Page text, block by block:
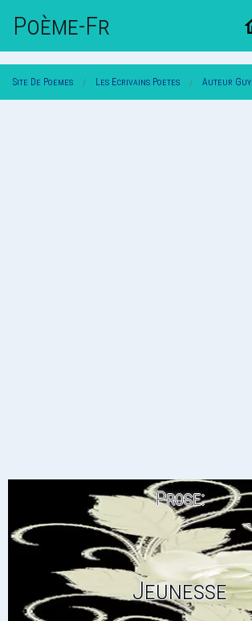
Poème-Fr
Site De Poemes Les Ecrivains Poetes Auteur Guy
Prose:
Jeunesse